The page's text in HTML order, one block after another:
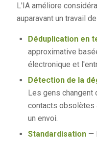
L'IA améliore
auparavant un travail
Déduplication en
approximative
électronique et
Détection de la
Les gens
contacts obsolètes
un envoi.
Standardisation—